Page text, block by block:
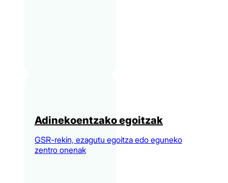
Adinekoentzako egoitzak
GSR-rekin, ezagutu egoitza edo eguneko
zentro onenak